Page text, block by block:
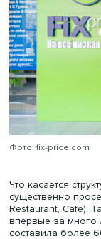
Наиболее
дискаунтеров
повседневного
последние 12
либо в таких
этом растет и
рассматривают
только
спонтанными
низких цен в
офлайне.
который
респондентов
онлайне и